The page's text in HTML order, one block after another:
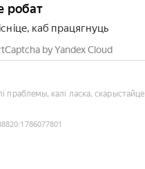
робат
каб працягнуць
by Yandex Cloud
праблемы, калі ласка, скарыстайце
:1786077801